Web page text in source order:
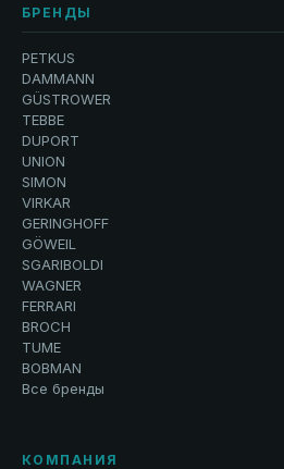
БРЕНДЫ
PETKUS
DAMMANN
GÜSTROWER
TEBBE
DUPORT
UNION
SIMON
VIRKAR
GERINGHOFF
GÖWEIL
SGARIBOLDI
WAGNER
FERRARI
BROCH
TUME
BOBMAN
Все бренды
КОМПАНИЯ